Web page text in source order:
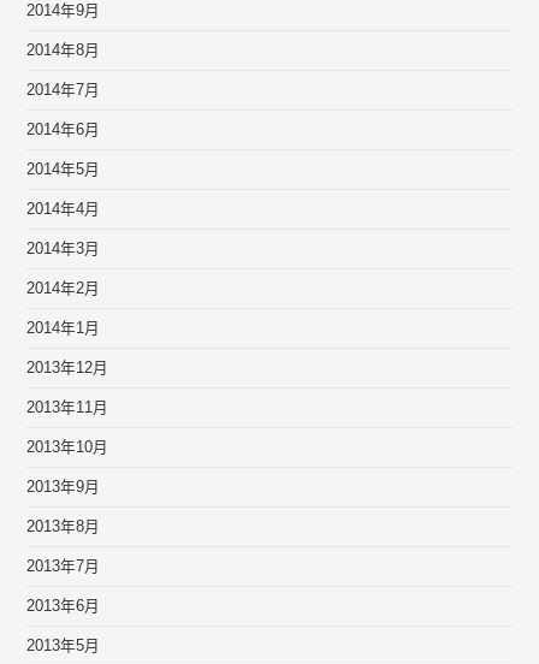
2014年9月
2014年8月
2014年7月
2014年6月
2014年5月
2014年4月
2014年3月
2014年2月
2014年1月
2013年12月
2013年11月
2013年10月
2013年9月
2013年8月
2013年7月
2013年6月
2013年5月